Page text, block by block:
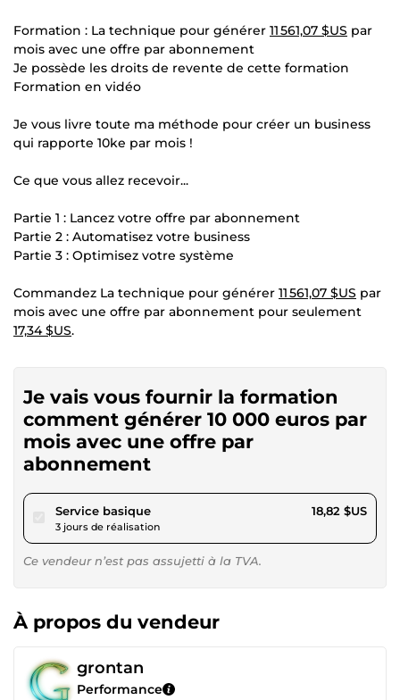
Formation : La technique pour générer 11 561,07 $US par
mois avec une offre par abonnement
Je possède les droits de revente de cette formation
Formation en vidéo
Je vous livre toute ma méthode pour créer un business
qui rapporte 10ke par mois !
Ce que vous allez recevoir...
Partie 1 : Lancez votre offre par abonnement
Partie 2 : Automatisez votre business
Partie 3 : Optimisez votre système
Commandez La technique pour générer 11 561,07 $US par
mois avec une offre par abonnement pour seulement
17,34 $US.
Je vais vous fournir la formation
comment générer 10 000 euros par
mois avec une offre par
abonnement
Service basiquepour 17,34 $US
3 jours de réalisation
18,82 $US
Ce vendeur n’est pas assujetti à la TVA.
À propos du vendeur
grontan
Performance